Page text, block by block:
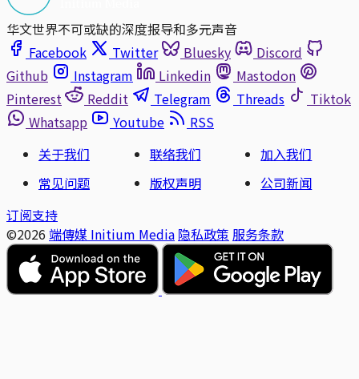
华文世界不可或缺的深度报导和多元声音
Facebook
Twitter Bluesky
Discord
Github
Instagram Linkedin
Mastodon
Pinterest
Reddit Telegram Threads
Tiktok
Whatsapp
Youtube
RSS
关于我们
联络我们
加入我们
常见问题
版权声明
公司新闻
订阅支持
©2026 端傳媒 Initium Media 隐私政策 服务条款